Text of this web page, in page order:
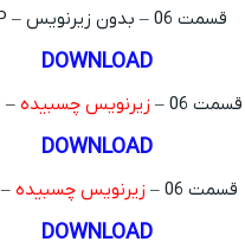
قسمت 06 – بدون زیرنویس – 480P
DOWNLOAD
قسمت 06 – زیرنویس چسبیده – 1080P
DOWNLOAD
قسمت 06 – زیرنویس چسبیده – 720P
DOWNLOAD